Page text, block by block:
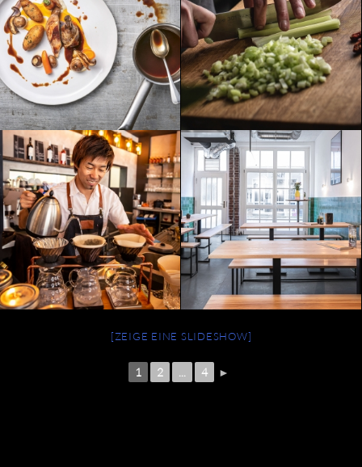
[ZEIGE EINE SLIDESHOW]
1 2 ... 4 ►